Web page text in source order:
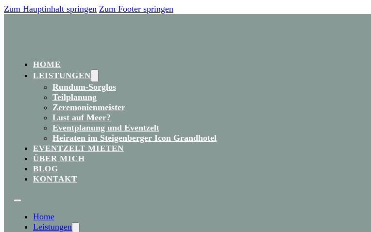
Zum Hauptinhalt springen Zum Footer springen
HOME
LEISTUNGEN
Rundum-Sorglos
Teilplanung
Zeremonienmeister
Lust auf Meer?
Eventplanung und Eventzelt
Heiraten im Steigenberger Icon Grandhotel
EVENTZELT MIETEN
ÜBER MICH
BLOG
KONTAKT
Home
Leistungen